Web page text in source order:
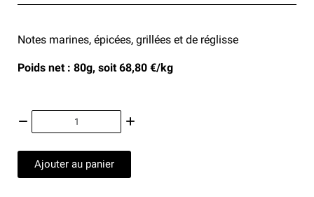
Notes marines, épicées, grillées et de réglisse
Poids net : 80g, soit 68,80 €/kg
Ajouter au panier